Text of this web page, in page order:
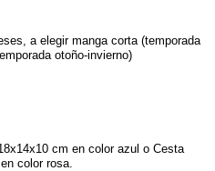
a elegir manga corta (temporada
otoño-invierno)
cm en color azul o Cesta
color rosa.